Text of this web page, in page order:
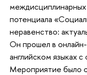
потенциала
неравенство:
Он прошел в
английском языках
Мероприятие было